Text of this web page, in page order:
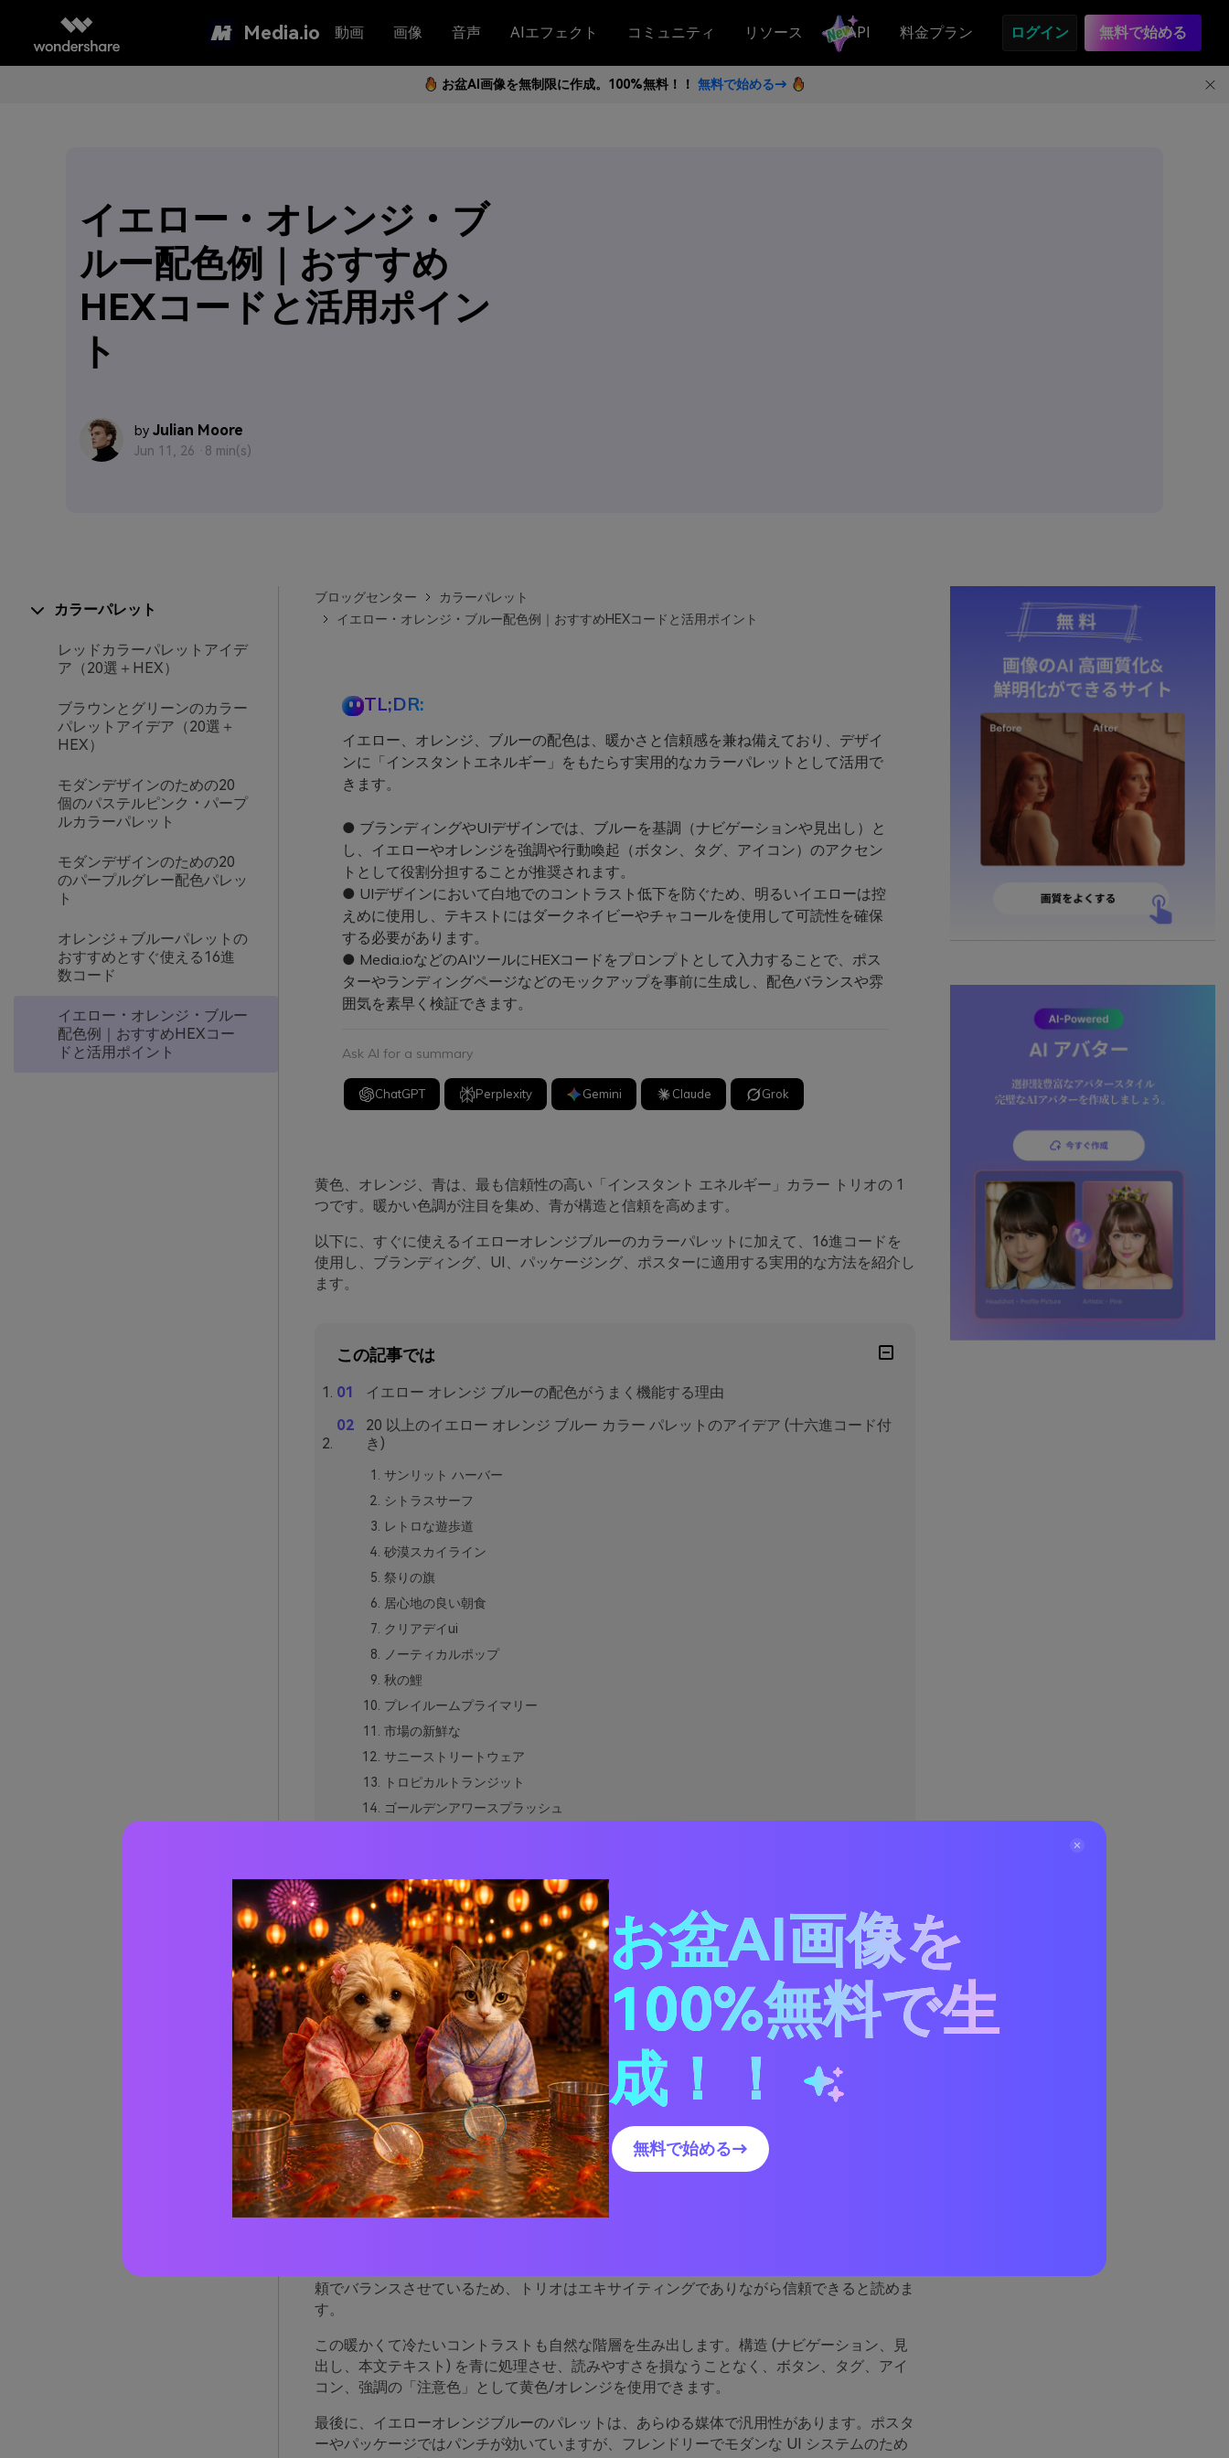
Media.io 動画 画像 音声 AIエフェクト コミュニティ リソース API 料金プラン ログイン 無料で始める
お盆AI画像を無制限に作成。100%無料！！ 無料で始める→
イエロー・オレンジ・ブ
ルー配色例｜おすすめ
HEXコードと活用ポイン
ト
by Julian Moore
Jun 11, 26 · 8 min(s)
カラーパレット
レッドカラーパレットアイデ
ア（20選＋HEX）
ブラウンとグリーンのカラー
パレットアイデア（20選＋
HEX）
モダンデザインのための20
個のパステルピンク・パープ
ルカラーパレット
モダンデザインのための20
のパープルグレー配色パレッ
ト
オレンジ＋ブルーパレットの
おすすめとすぐ使える16進
数コード
イエロー・オレンジ・ブルー
配色例｜おすすめHEXコー
ドと活用ポイント
ブロッグセンター
カラーパレット
イエロー・オレンジ・ブルー配色例｜おすすめHEXコードと活用ポイント
TL;DR:
イエロー、オレンジ、ブルーの配色は、暖かさと信頼感を兼ね備えており、デザイ
ンに「インスタントエネルギー」をもたらす実用的なカラーパレットとして活用で
きます。
● ブランディングやUIデザインでは、ブルーを基調（ナビゲーションや見出し）と
し、イエローやオレンジを強調や行動喚起（ボタン、タグ、アイコン）のアクセン
トとして役割分担することが推奨されます。
● UIデザインにおいて白地でのコントラスト低下を防ぐため、明るいイエローは控
えめに使用し、テキストにはダークネイビーやチャコールを使用して可読性を確保
する必要があります。
● Media.ioなどのAIツールにHEXコードをプロンプトとして入力することで、ポス
ターやランディングページなどのモックアップを事前に生成し、配色バランスや雰
囲気を素早く検証できます。
Ask AI for a summary
ChatGPT Perplexity Gemini Claude Grok
黄色、オレンジ、青は、最も信頼性の高い「インスタント エネルギー」カラー トリオの 1
つです。暖かい色調が注目を集め、青が構造と信頼を高めます。
以下に、すぐに使えるイエローオレンジブルーのカラーパレットに加えて、16進コードを
使用し、ブランディング、UI、パッケージング、ポスターに適用する実用的な方法を紹介し
ます。
この記事では
イエロー オレンジ ブルーの配色がうまく機能する理由
20 以上のイエロー オレンジ ブルー カラー パレットのアイデア (十六進コード付
き)
サンリット ハーバー
シトラスサーフ
レトロな遊歩道
砂漠スカイライン
祭りの旗
居心地の良い朝食
クリアデイui
ノーティカルポップ
秋の鯉
プレイルームプライマリー
市場の新鮮な
サニーストリートウェア
トロピカルトランジット
ゴールデンアワースプラッシュ
キッドリット アドベンチャー
サマースポーツ
曇りの海岸
ミニマルアクセントトリオ
イエロー オレンジ ブルーと合う色は何ですか?
イエロー オレンジ ブルーのカラー パレットを実際のデザインで使用する方法
AIでイエローオレンジブルーのパレットビジュアルを作成
イエロー オレンジ ブルーの配色がうま
く機能する理由
頼でバランスさせているため、トリオはエキサイティングでありながら信頼できると読めま
す。
この暖かくて冷たいコントラストも自然な階層を生み出します。構造 (ナビゲーション、見
出し、本文テキスト) を青に処理させ、読みやすさを損なうことなく、ボタン、タグ、アイ
コン、強調の「注意色」として黄色/オレンジを使用できます。
最後に、イエローオレンジブルーのパレットは、あらゆる媒体で汎用性があります。ポスタ
ーやパッケージではパンチが効いていますが、フレンドリーでモダンな UI システムのため
お盆AI画像を
100%無料で生
成！！
無料で始める→